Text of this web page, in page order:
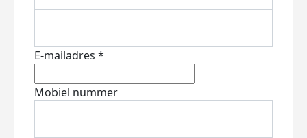
E-mailadres *
Mobiel nummer